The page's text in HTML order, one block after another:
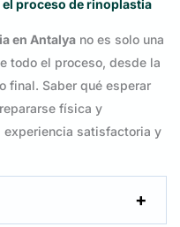
el proceso de rinoplastia
en Antalya no es solo una
todo el proceso, desde la
final. Saber qué esperar
física y
experiencia satisfactoria y